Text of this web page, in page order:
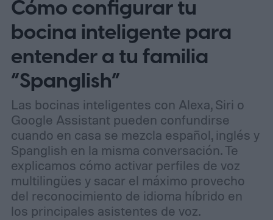
para atraer tanto a entusiastas como a
profesionales.
Cómo configurar tu
bocina inteligente para
entender a tu familia
“Spanglish”
Las bocinas inteligentes con Alexa, Siri o
Google Assistant pueden confundirse
cuando en casa se mezcla español, inglés y
Spanglish en la misma conversación. Te
explicamos cómo activar perfiles de voz
multilingües y sacar el máximo provecho
del reconocimiento de idioma híbrido en
los principales asistentes de voz.